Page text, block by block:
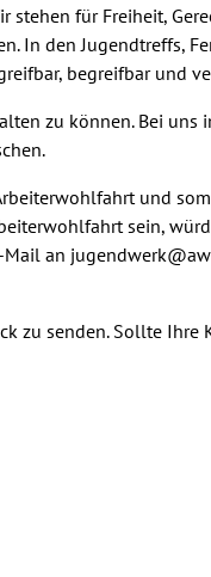
für Freiheit,
In den Jugendtreffs,
begreifbar und
zu können. Bei uns
und
sein,
an
zu senden. Sollte Ihre